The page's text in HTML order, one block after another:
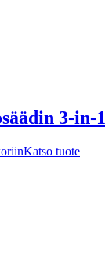
3-in-1
Katso tuote